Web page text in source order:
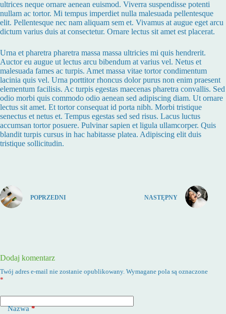
ultrices neque ornare aenean euismod. Viverra suspendisse potenti
nullam ac tortor. Mi tempus imperdiet nulla malesuada pellentesque
elit. Pellentesque nec nam aliquam sem et. Vivamus at augue eget arcu
dictum varius duis at consectetur. Ornare lectus sit amet est placerat.
Urna et pharetra pharetra massa massa ultricies mi quis hendrerit.
Auctor eu augue ut lectus arcu bibendum at varius vel. Netus et
malesuada fames ac turpis. Amet massa vitae tortor condimentum
lacinia quis vel. Urna porttitor rhoncus dolor purus non enim praesent
elementum facilisis. Ac turpis egestas maecenas pharetra convallis. Sed
odio morbi quis commodo odio aenean sed adipiscing diam. Ut ornare
lectus sit amet. Et tortor consequat id porta nibh. Morbi tristique
senectus et netus et. Tempus egestas sed sed risus. Lacus luctus
accumsan tortor posuere. Pulvinar sapien et ligula ullamcorper. Quis
blandit turpis cursus in hac habitasse platea. Adipiscing elit duis
tristique sollicitudin.
POPRZEDNI NASTĘPNY
Dodaj komentarz
Twój adres e-mail nie zostanie opublikowany. Wymagane pola są oznaczone
*
Nazwa*